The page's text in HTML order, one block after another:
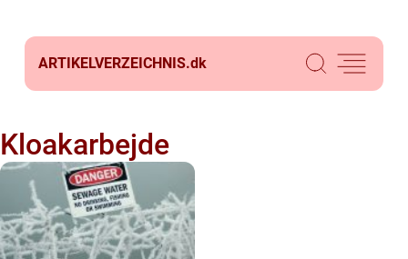
ARTIKELVERZEICHNIS.dk
Kloakarbejde